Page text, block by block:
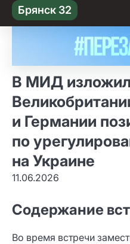
Skip
to content
Брянск 32
В МИД
и Германии
по
на Украине
11.06.2026
Содержание
Во время встречи